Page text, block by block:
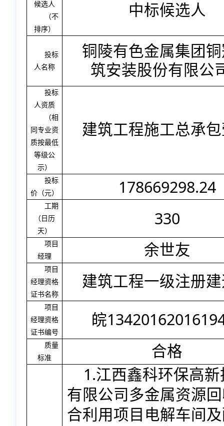
候选人
（不
排序）
中标候选人
投标
人名称
铜陵有色金属集团
筑安装股份有限公
投标
人资质
（相
同专业资
质按最低
等级公
示）
建筑工程施工总承
投标
价（元）
178669298.24
工期
（日历
天）
330
项目
经理
余世友
项目
经理资格
证书名称
建筑工程一级注册
项目
经理资格
证书编号
皖
质量
标准
合格
1.江西鑫科环保高新
有限公司多金属资源
合利用项目电解车间